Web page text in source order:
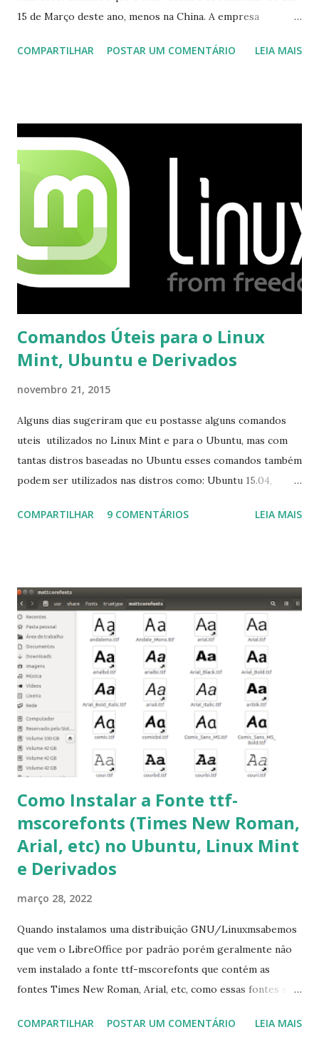
15 de Março deste ano, menos na China. A empresa
integrado com o serviço do MSN, segundo a empresa, os
o Windows Live (assim como muitos profissionais de TI) ,
mesmo na versão para Linux, claro, sempre existem outras
opções e o Pidgin, que se mostra como opção.
COMPARTILHAR POSTAR UM COMENTÁRIO LEIA MAIS
Comandos Úteis para o Linux
Mint, Ubuntu e Derivados
novembro 21, 2015
Alguns dias sugeriram que eu postasse alguns comandos
uteis utilizados no Linux Mint e para o Ubuntu, mas com
tantas distros baseadas no Ubuntu esses comandos também
podem ser utilizados nas distros como: Ubuntu 15.04,
Linux Mint 17, Pinguy OS 14.04, Elementary OS 0.3, Deepin
para usuários iniciantes... 1- Atualizar a lista de pacotes: $
sudo apt-get update 2- Atualizar toda a distro: $ sudo apt-
get -f dist-upgrade ou update-manager -d -c 3- Instalar
pacotes: $ sudo apt-get install [nome do pacote] 4-
Procurar arquivos corrompidos: $ sudo apt-get check 5-
Corrigir problemas de dependências, concluir instalação de
pacotes pendentes e outros erros: $ sudo apt-get -f install
6- Se o comando sudo apt-get -f install nã...
COMPARTILHAR 9 COMENTÁRIOS LEIA MAIS
Como Instalar a Fonte ttf-
mscorefonts (Times New Roman,
Arial, etc) no Ubuntu, Linux Mint
e Derivados
março 28, 2022
Quando instalamos uma distribuição GNU/Linuxmsabemos
que vem o LibreOffice por padrão porém geralmente não
vem instalado a fonte ttf-mscorefonts que contém as
fontes Times New Roman, Arial, etc, como essas fontes são
a Associação Brasileira de Normas Técnicas (ABNT), exige
COMPARTILHAR POSTAR UM COMENTÁRIO LEIA MAIS